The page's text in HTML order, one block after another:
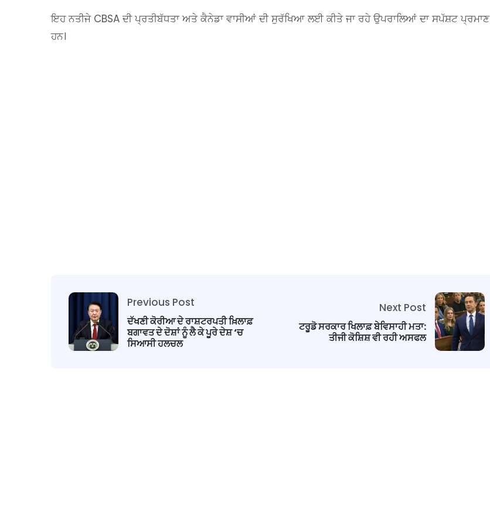
ਇਹ ਨਤੀਜੇ CBSA ਦੀ ਪ੍ਰਤੀਬੱਧਤਾ ਅਤੇ ਕੈਨੇਡਾ ਵਾਸੀਆਂ ਦੀ ਸੁਰੱਖਿਆ ਲਈ ਕੀਤੇ ਜਾ ਰਹੇ ਉਪਰਾਲਿਆਂ ਦਾ ਸਪੱਸ਼ਟ ਪ੍ਰਮਾਣ
ਹਨ।
Previous Post
ਦੱਖਣੀ ਕੋਰੀਆ ਦੇ ਰਾਸ਼ਟਰਪਤੀ ਖ਼ਿਲਾਫ਼
ਬਗਾਵਤ ਦੇ ਦੋਸ਼ਾਂ ਨੂੰ ਲੈ ਕੇ ਪੂਰੇ ਦੇਸ਼ ‘ਚ
ਸਿਆਸੀ ਹਲਚਲ
Next Post
ਟਰੂਡੋ ਸਰਕਾਰ ਖਿਲਾਫ਼ ਬੇਵਿਸਾਹੀ ਮਤਾ:
ਤੀਜੀ ਕੋਸ਼ਿਸ਼ ਵੀ ਰਹੀ ਅਸਫਲ